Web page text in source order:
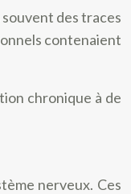
des traces
contenaient
chronique à de
nerveux. Ces